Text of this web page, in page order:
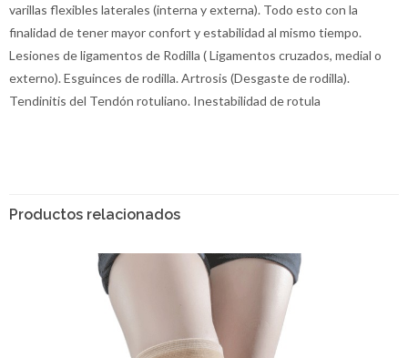
varillas flexibles laterales (interna y externa). Todo esto con la
finalidad de tener mayor confort y estabilidad al mismo tiempo.
Lesiones de ligamentos de Rodilla ( Ligamentos cruzados, medial o
externo). Esguinces de rodilla. Artrosis (Desgaste de rodilla).
Tendinitis del Tendón rotuliano. Inestabilidad de rotula
Productos relacionados